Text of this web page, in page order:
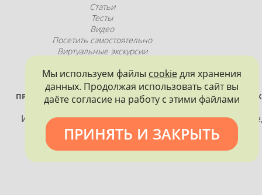
Статьи
Тесты
Видео
Посетить самостоятельно
Виртуальные экскурсии
ПРОЕКТ РЕАЛИЗУЕТСЯ ПРИ ПОДДЕРЖКЕ ПРАВИТЕЛЬСТВА
ПЕТЕРБУРГА
Использование материалов, размещенных на
допускается только с согласия правообладателя и
обязательной ссылкой на источник информации.
Мы используем файлы cookieдля хранения
данных. Продолжая использовать сайт вы
даёте согласие на работу с этими файлами
ПРИНЯТЬ И ЗАКРЫТЬ